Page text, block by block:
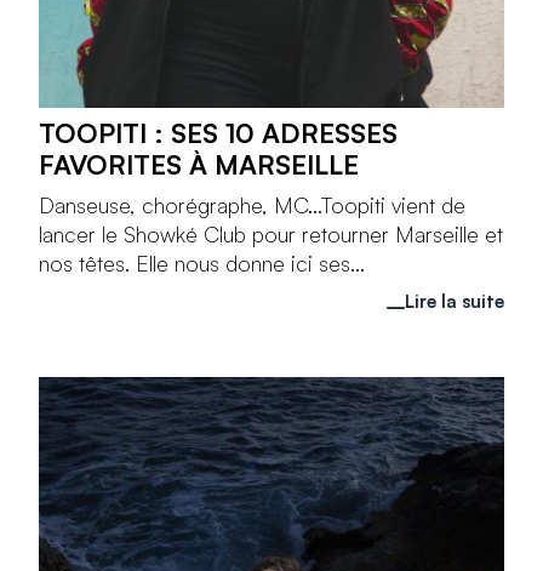
TOOPITI : SES 10 ADRESSES
FAVORITES À MARSEILLE
Danseuse, chorégraphe, MC...Toopiti vient de
lancer le Showké Club pour retourner Marseille et
nos têtes. Elle nous donne ici ses...
Lire la suite